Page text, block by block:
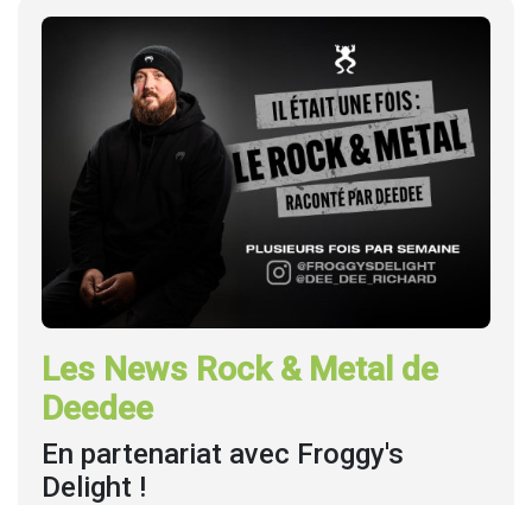
Les News Rock & Metal de
Deedee
En partenariat avec Froggy's
Delight !